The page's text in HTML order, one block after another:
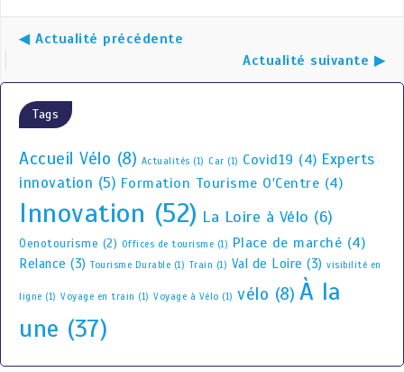
◀ Actualité précédente
Actualité suivante ▶
Tags
Accueil Vélo (8) Actualités (1) Car (1) Covid19 (4) Experts
innovation (5) Formation Tourisme O'Centre (4)
Innovation (52) La Loire à Vélo (6)
Oenotourisme (2) Offices de tourisme (1) Place de marché (4)
Relance (3) Tourisme Durable (1) Train (1) Val de Loire (3) visibilité en
ligne (1) Voyage en train (1) Voyage à Vélo (1) vélo (8) À la
une (37)